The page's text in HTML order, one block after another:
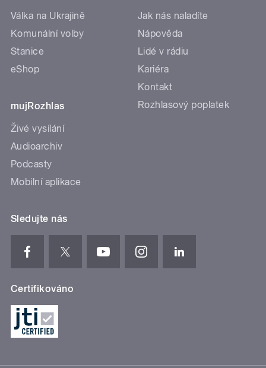
Válka na Ukrajině
Komunální volby
Stanice
eShop
mujRozhlas
Živé vysílání
Audioarchiv
Podcasty
Mobilní aplikace
Jak nás naladíte
Nápověda
Lidé v rádiu
Kariéra
Kontakt
Rozhlasový poplatek
Sledujte nás
Certifikováno